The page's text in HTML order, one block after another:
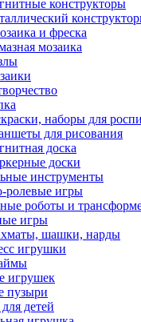
конструкторы
и фреска
мозаика
наборы для
для рисования
доска
доски
инструменты
игры
роботы и
игры
шашки, нарды
игрушки
игрушек
пузыри
детей